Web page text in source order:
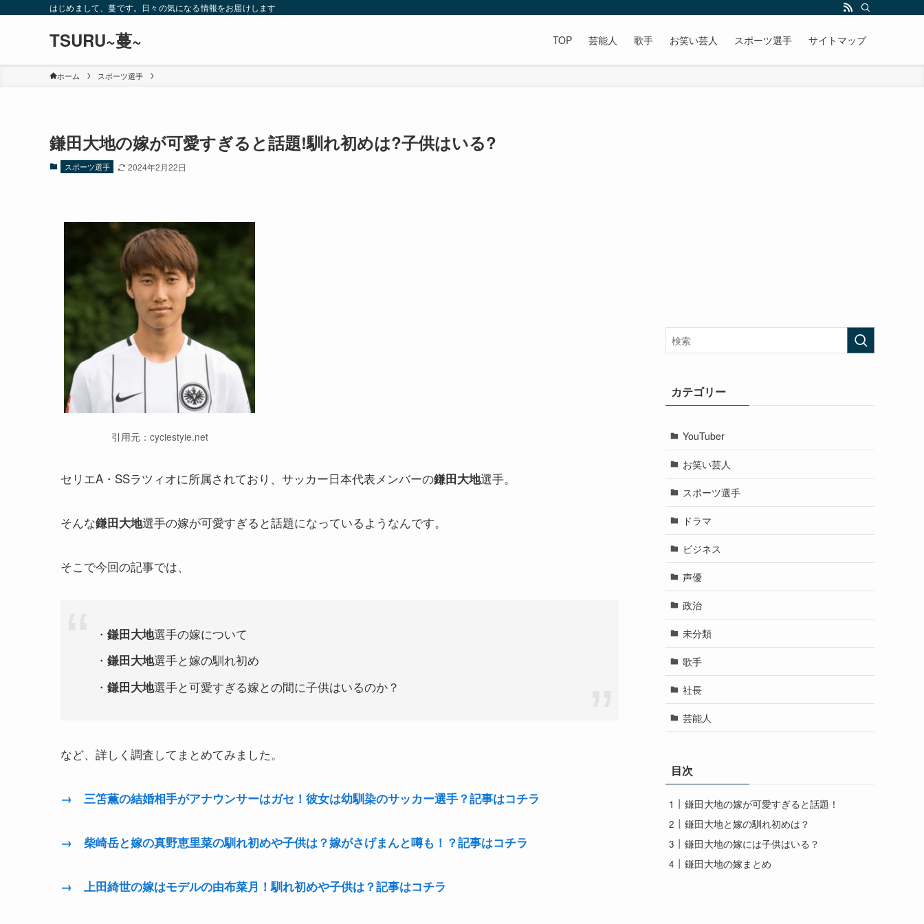
はじめまして、蔓です。日々の気になる情報をお届けします
TSURU~蔓~ TOP 芸能人 歌手 お笑い芸人 スポーツ選手 サイトマップ
ホーム スポーツ選手
鎌田大地の嫁が可愛すぎると話題!馴れ初めは?子供はいる?
スポーツ選手 2024年2月22日
引用元：cyclestyle.net
セリエA・SSラツィオに所属されており、サッカー日本代表メンバーの鎌田大地選手。
そんな鎌田大地選手の嫁が可愛すぎると話題になっているようなんです。
そこで今回の記事では、
・ 鎌田大地選手の嫁について
・ 鎌田大地選手と嫁の馴れ初め
・ 鎌田大地選手と可愛すぎる嫁との間に子供はいるのか？
など、詳しく調査してまとめてみました。
→ 三笘薫の結婚相手がアナウンサーはガセ！彼女は幼馴染のサッカー選手？記事はコチラ
→ 柴崎岳と嫁の真野恵里菜の馴れ初めや子供は？嫁がさげまんと噂も！？記事はコチラ
→ 上田綺世の嫁はモデルの由布菜月！馴れ初めや子供は？記事はコチラ
カテゴリー
YouTuber
お笑い芸人
スポーツ選手
ドラマ
ビジネス
声優
政治
未分類
歌手
社長
芸能人
目次
鎌田大地の嫁が可愛すぎると話題！
鎌田大地と嫁の馴れ初めは？
鎌田大地の嫁には子供はいる？
鎌田大地の嫁まとめ